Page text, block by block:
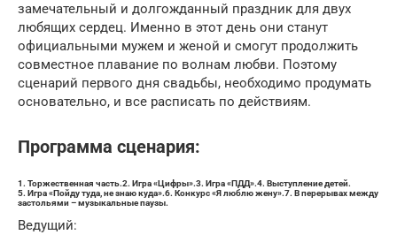
замечательный и долгожданный праздник для двух
любящих сердец. Именно в этот день они станут
официальными мужем и женой и смогут продолжить
совместное плавание по волнам любви. Поэтому
сценарий первого дня свадьбы, необходимо продумать
основательно, и все расписать по действиям.
Программа сценария:
1. Торжественная часть.2. Игра «Цифры».3. Игра «ПДД».4. Выступление детей.
5. Игра «Пойду туда, не знаю куда».6. Конкурс «Я люблю жену».7. В перерывах между
застольями – музыкальные паузы.
Ведущий: